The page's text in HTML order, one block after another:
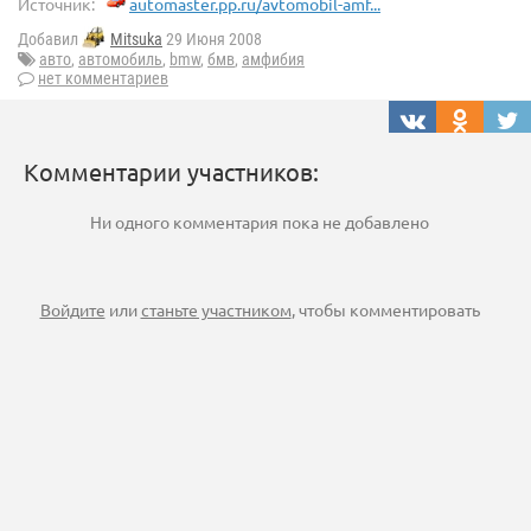
Добавил Mitsuka 29 Июня 2008
авто, автомобиль, bmw, бмв, амфибия
нет комментариев
Комментарии участников:
Ни одного комментария пока не добавлено
Войдите илистаньте участником, чтобы комментировать